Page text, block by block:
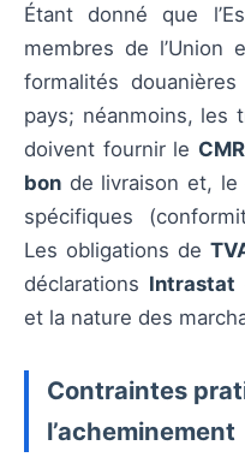
Étant donné que
membres de l’Union
formalités
pays; néanmoins, les
doivent fournir le CMR
bon de livraison et,
spécifiques
Les obligations de
déclarations Intrastat
et la nature des
Contraintes
l’acheminement